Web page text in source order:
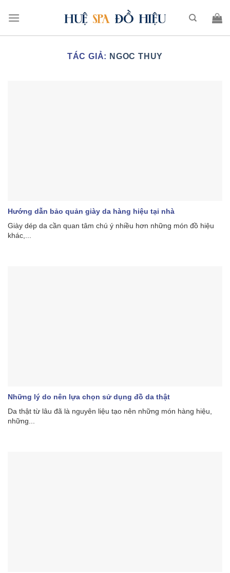
TÁC GIẢ: NGOC THUY
Hướng dẫn bảo quản giày da hàng hiệu tại nhà
Giày dép da cần quan tâm chú ý nhiều hơn những món đồ hiệu
khác,...
Những lý do nên lựa chọn sử dụng đồ da thật
Da thật từ lâu đã là nguyên liệu tạo nên những món hàng hiệu,
những...